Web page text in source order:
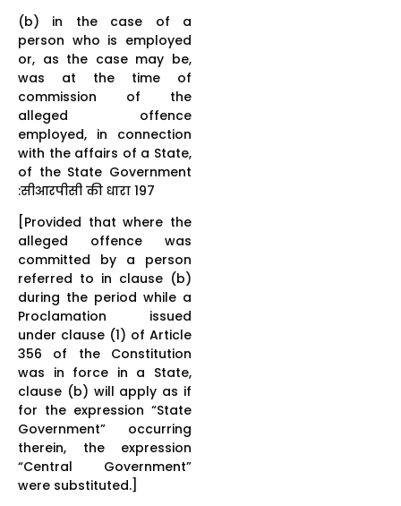
(b) in the case of a
person who is employed
or, as the case may be,
was at the time of
commission of the
alleged offence
employed, in connection
with the affairs of a State,
of the State Government
:सीआरपीसी की धारा 197
[Provided that where the
alleged offence was
committed by a person
referred to in clause (b)
during the period while a
Proclamation issued
under clause (1) of Article
356 of the Constitution
was in force in a State,
clause (b) will apply as if
for the expression “State
Government” occurring
therein, the expression
“Central Government”
were substituted.]